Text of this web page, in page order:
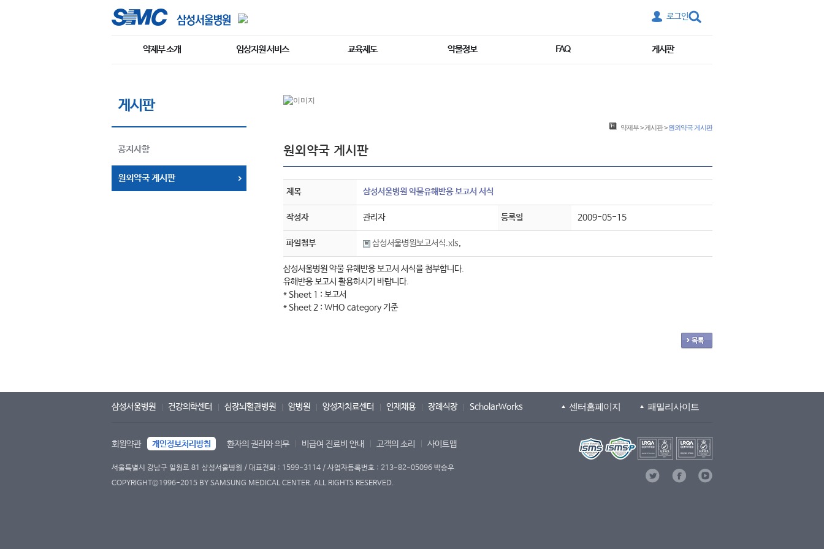
로그인
약제부 소개 임상지원 서비스 교육제도 약물정보 FAQ 게시판
게시판
공지사항
원외약국 게시판
약제부>게시판>원외약국 게시판
원외약국 게시판
제목 삼성서울병원 약물유해반응 보고서 서식
작성자 관리자 등록일 2009-05-15
파일첨부 삼성서울병원보고서식.xls,
삼성서울병원 약물 유해반응 보고서 서식을 첨부합니다.
유해반응 보고시 활용하시기 바랍니다.
* Sheet 1 : 보고서
* Sheet 2 : WHO category 기준
삼성서울병원 건강의학센터 심장뇌혈관병원 암병원 양성자치료센터 인재채용 장례식장 ScholarWorks 센터홈페이지 패밀리사이트
회원약관 개인정보처리방침 환자의 권리와 의무 비급여 진료비 안내 고객의 소리 사이트맵
서울특별시 강남구 일원로 81 삼성서울병원 / 대표전화 : 1599-3114 / 사업자등록번호 : 213-82-05096 박승우
COPYRIGHT©1996-2015 BY SAMSUNG MEDICAL CENTER. ALL RIGHTS RESERVED.